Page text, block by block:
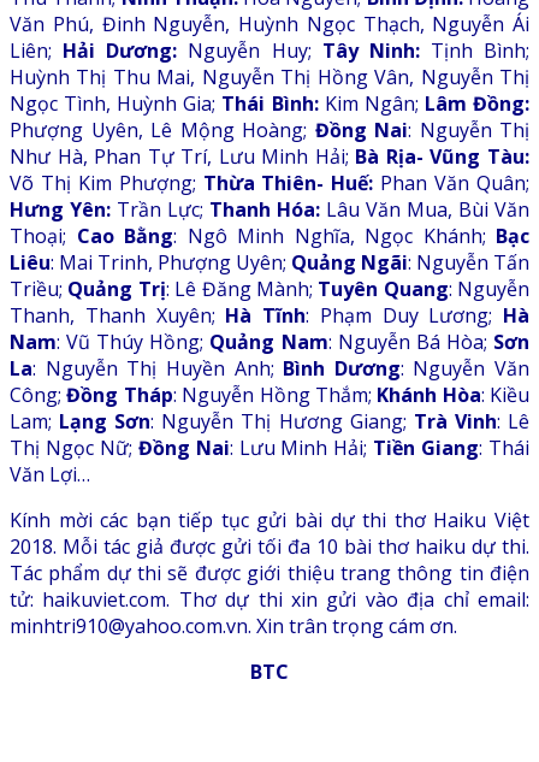
Văn Phú, Đinh Nguyễn, Huỳnh Ngọc Thạch, Nguyễn Ái
Liên; Hải Dương: Nguyễn Huy; Tây Ninh:Tịnh Bình;
Huỳnh Thị Thu Mai, Nguyễn Thị Hồng Vân, Nguyễn Thị
Ngọc Tình, Huỳnh Gia; Thái Bình: Kim Ngân; Lâm Đồng:
Phượng Uyên, Lê Mộng Hoàng; Đồng Nai: Nguyễn Thị
Như Hà, Phan Tự Trí, Lưu Minh Hải; Bà Rịa- Vũng Tàu:
Võ Thị Kim Phượng; Thừa Thiên- Huế: Phan Văn Quân;
Hưng Yên: Trần Lực; Thanh Hóa: Lâu Văn Mua, Bùi Văn
Thoại; Cao Bằng: Ngô Minh Nghĩa, Ngọc Khánh; Bạc
Liêu: Mai Trinh, Phượng Uyên; Quảng Ngãi: Nguyễn Tấn
Triều; Quảng Trị: Lê Đăng Mành; Tuyên Quang: Nguyễn
Thanh, Thanh Xuyên; Hà Tĩnh: Phạm Duy Lương; Hà
Nam: Vũ Thúy Hồng; Quảng Nam: Nguyễn Bá Hòa; Sơn
La: Nguyễn Thị Huyền Anh; Bình Dương: Nguyễn Văn
Công;Đồng Tháp: Nguyễn Hồng Thắm; Khánh Hòa: Kiều
Lam; Lạng Sơn: Nguyễn Thị Hương Giang; Trà Vinh: Lê
Thị Ngọc Nữ; Đồng Nai: Lưu Minh Hải; Tiền Giang: Thái
Văn Lợi…
Kính mời các bạn tiếp tục gửi bài dự thi thơ Haiku Việt
2018. Mỗi tác giả được gửi tối đa 10 bài thơ haiku dự thi.
Tác phẩm dự thi sẽ được giới thiệu trang thông tin điện
tử: haikuviet.com. Thơ dự thi xin gửi vào địa chỉ email:
minhtri910@yahoo.com.vn. Xin trân trọng cám ơn.
BTC